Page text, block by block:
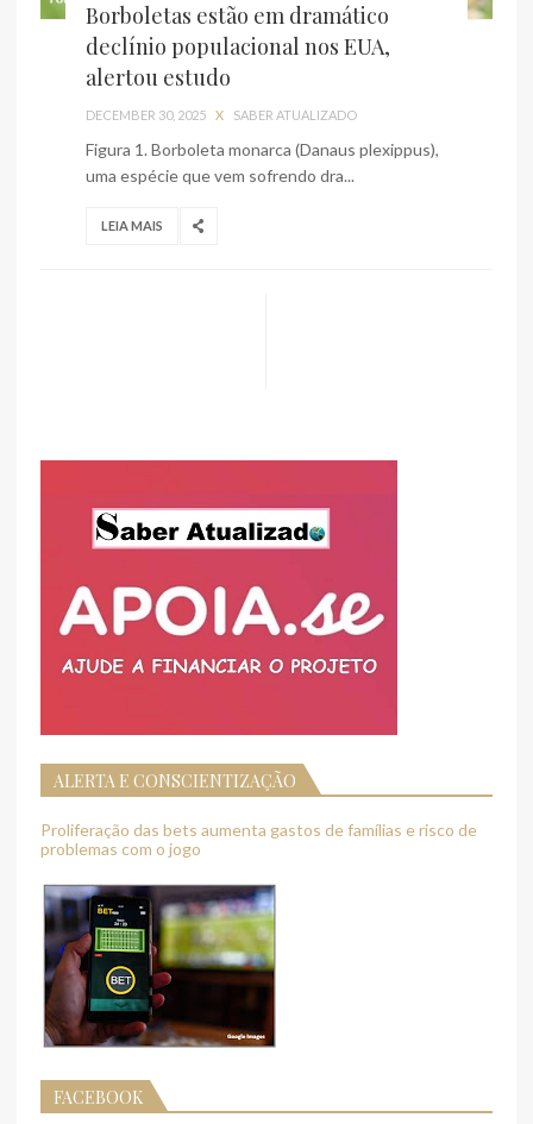
Borboletas estão em dramático
declínio populacional nos EUA,
alertou estudo
DECEMBER 30, 2025 X SABER ATUALIZADO
Figura 1. Borboleta monarca (Danaus plexippus),
uma espécie que vem sofrendo dra...
LEIA MAIS
ALERTA E CONSCIENTIZAÇÃO
Proliferação das bets aumenta gastos de famílias e risco de
problemas com o jogo
FACEBOOK